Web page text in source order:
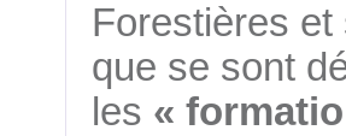
Forestières
que se sont
les «